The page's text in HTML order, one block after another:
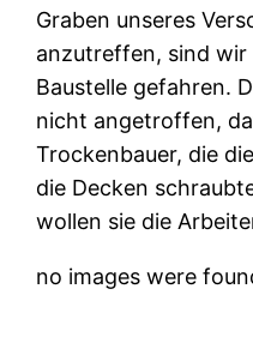
Graben unseres
anzutreffen, sind wir
Baustelle gefahren.
nicht angetroffen,
Trockenbauer, die
die Decken
wollen sie die
no images were